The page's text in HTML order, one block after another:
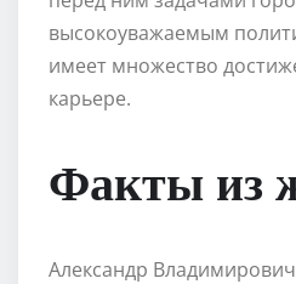
высокоуважаемым
имеет множество
карьере.
Факты из
Александр